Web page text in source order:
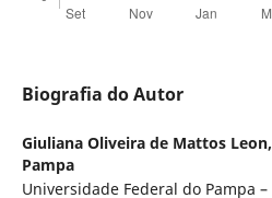
Biografia do Autor
Giuliana Oliveira de Mattos Leon,
Pampa
Universidade Federal do Pampa –